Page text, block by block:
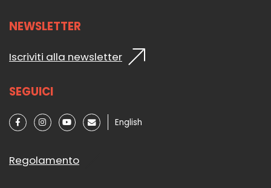
NEWSLETTER
Iscriviti alla newsletter
SEGUICI
English
Regolamento